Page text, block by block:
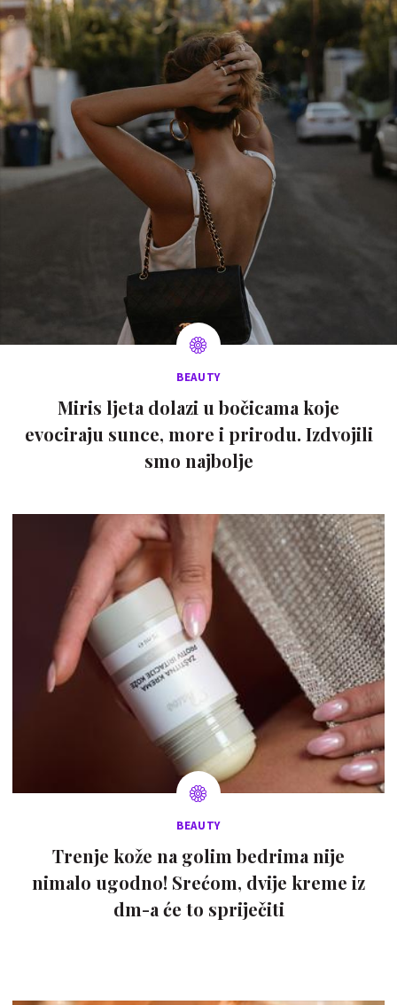
BEAUTY
Miris ljeta dolazi u bočicama koje
evociraju sunce, more i prirodu. Izdvojili
smo najbolje
BEAUTY
Trenje kože na golim bedrima nije
nimalo ugodno! Srećom, dvije kreme iz
dm-a će to spriječiti